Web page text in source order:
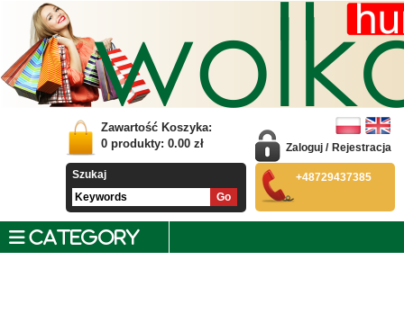
Zawartość Koszyka:
0 produkty: 0.00 zł
Szukaj
Zaloguj / Rejestracja
+48729437385
CATEGORY